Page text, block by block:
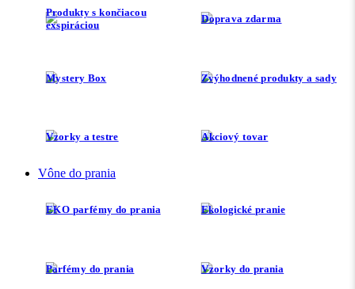
Produkty s končiacou
exspiráciou
Doprava zdarma
Mystery Box Zvýhodnené produkty a sady
Vzorky a testre Akciový tovar
Vône do prania
EKO parfémy do prania Ekologické pranie
Parfémy do prania Vzorky do prania